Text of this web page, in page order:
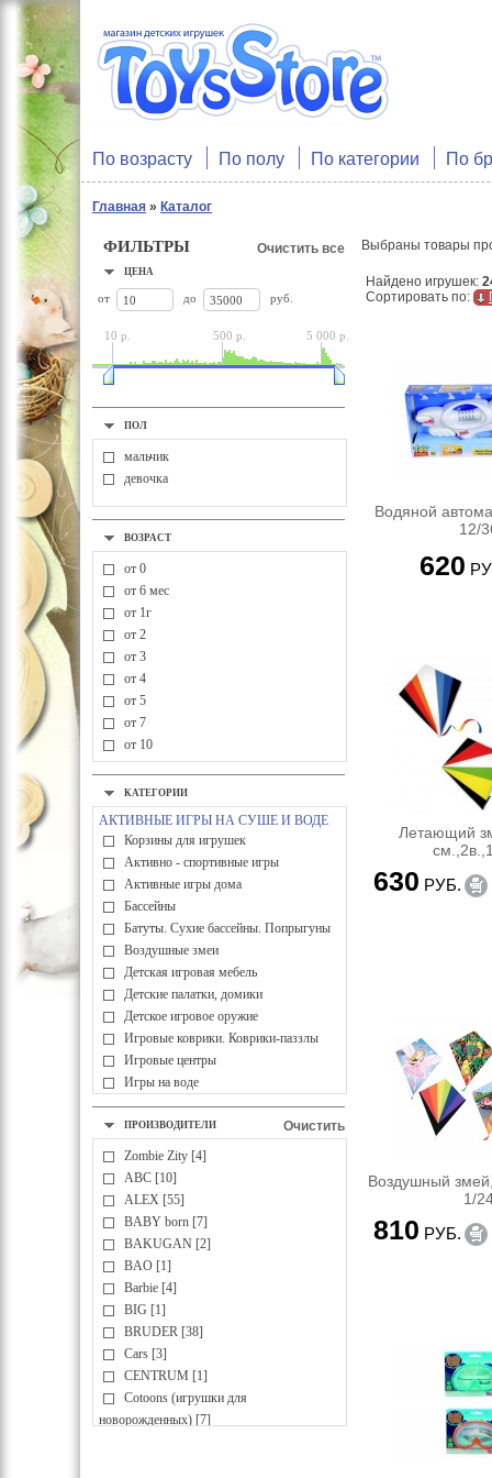
По возрасту По полу По категории По
Главная » Каталог
Очистить все
ФИЛЬТРЫ
ЦЕНА
от до руб.
5 000 р.
500 р.
10 р.
ПОЛ
мальчик
девочка
ВОЗРАСТ
от 0
от 6 мес
от 1г
от 2
от 3
от 4
от 5
от 7
от 10
КАТЕГОРИИ
АКТИВНЫЕ ИГРЫ НА СУШЕ И ВОДЕ
Корзины для игрушек
Активно - спортивные игры
Активные игры дома
Бассейны
Батуты. Сухие бассейны. Попрыгуны
Воздушные змеи
Детская игровая мебель
Детские палатки, домики
Детское игровое оружие
Игровые коврики. Коврики-паззлы
Игровые центры
Игры на воде
Мыльные пузыри
Мячи
Аппликация, коллаж
Вышивка
Гипс, глина, гончарные изделия
Детские парты, доски для рисования,
мольберты
Лепка, пластилин
Наборы для творчества
Наклейки
Оригами
Раскраски, раскраски по номерам
Рисование
Украшения для девочек
ИГРОВЫЕ КОМПЛЕКСЫ
Очистить
ПРОИЗВОДИТЕЛИ
Zombie Zity [4]
ABC [10]
ALEX [55]
BABY born [7]
BAKUGAN [2]
BAO [1]
Barbie [4]
BIG [1]
BRUDER [38]
Cars [3]
CENTRUM [1]
Cotoons (игрушки для
новорожденных) [7]
Выбраны товары
Найдено игрушек:
Сортировать по:
Водяной
12/
620
Летающий
630 РУБ.
Воздушный
1/
810 РУБ.